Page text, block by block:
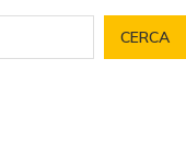
CERCA